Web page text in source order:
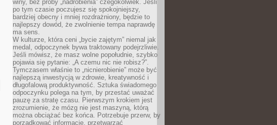
winy, bez próby „nadrobienia” czegokolwiek. Jeśli
po tym czasie poczujesz się spokojniejszy,
bardziej obecny i mniej rozdrażniony, będzie to
najlepszy dowód, że zwolnienie tempa naprawdę
ma sens.
W kulturze, która ceni „bycie zajętym” niemal jak
medal, odpoczynek bywa traktowany podejrzliwie.
Jeśli mówisz, że masz wolne popołudnie, szybko
pojawia się pytanie: „A czemu nic nie robisz?”.
Tymczasem właśnie to „nicnierobienie” może być
najlepszą inwestycją w zdrowie, kreatywność i
długofalową produktywność. Sztuka świadomego
odpoczynku polega na tym, by przestać uważać
pauzę za stratę czasu. Pierwszym krokiem jest
zrozumienie, że mózg nie jest maszyną, którą
można obciążać bez końca. Potrzebuje przerw, by
porządkować informacje, przetwarzać